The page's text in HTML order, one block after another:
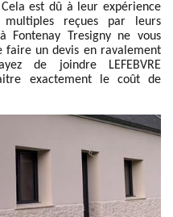
est dû à leur expérience
reçues par leurs
Fontenay Tresigny ne vous
faire un devis en ravalement
de joindre LEFEBVRE
exactement le coût de